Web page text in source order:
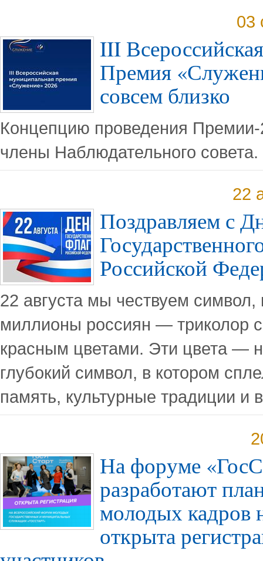
03
III
Премия
совсем близко
Концепцию проведения
члены Наблюдательного совета.
22
Поздравляем с
Российской
22 августа мы чествуем
миллионы россиян — триколор
красным цветами. Эти цвета —
глубокий символ, в котором
память, культурные традиции и
На форуме
разработают
молодых кадров
открыта